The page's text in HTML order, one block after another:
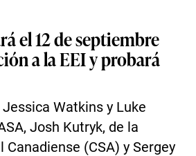
el 12 de septiembre
a la EEI y probará
Watkins y Luke
Josh Kutryk, de la
Canadiense (CSA) y Sergey